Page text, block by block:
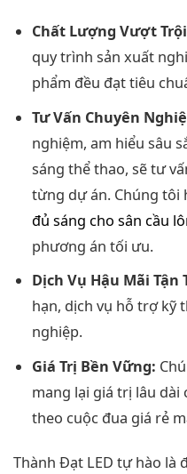
Chất Lượng Vượt
quy trình sản xuất
phẩm đều đạt tiêu
Tư Vấn Chuyên
nghiệm, am hiểu sâu
sáng thể thao, sẽ tư
từng dự án. Chúng tôi
đủ sáng cho sân cầu
phương án tối ưu.
Dịch Vụ Hậu Mãi Tận
hạn, dịch vụ hỗ trợ kỹ
nghiệp.
Giá Trị Bền Vững:
mang lại giá trị lâu dài
theo cuộc đua giá rẻ
Thành Đạt LED tự hào là